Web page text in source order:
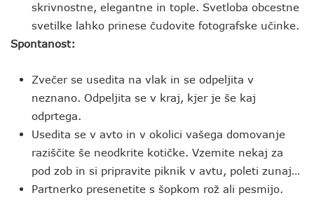
skrivnostne, elegantne in tople. Svetloba obcestne
svetilke lahko prinese čudovite fotografske učinke.
Spontanost:
Zvečer se usedita na vlak in se odpeljita v
neznano. Odpeljita se v kraj, kjer je še kaj
odprtega.
Usedita se v avto in v okolici vašega domovanje
raziščite še neodkrite kotičke. Vzemite nekaj za
pod zob in si pripravite piknik v avtu, poleti zunaj…
Partnerko presenetite s šopkom rož ali pesmijo.